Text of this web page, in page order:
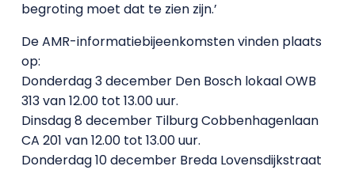
begroting moet dat te zien zijn.’
De AMR-informatiebijeenkomsten vinden plaats
op:
Donderdag 3 december Den Bosch lokaal OWB
313 van 12.00 tot 13.00 uur.
Dinsdag 8 december Tilburg Cobbenhagenlaan
CA 201 van 12.00 tot 13.00 uur.
Donderdag 10 december Breda Lovensdijkstraat